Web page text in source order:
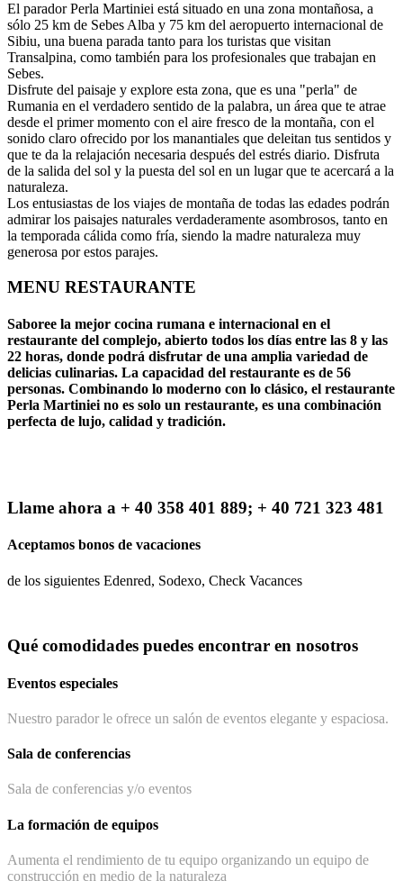
El parador Perla Martiniei está situado en una zona montañosa, a
sólo 25 km de Sebes Alba y 75 km del aeropuerto internacional de
Sibiu, una buena parada tanto para los turistas que visitan
Transalpina, como también para los profesionales que trabajan en
Sebes.
Disfrute del paisaje y explore esta zona, que es una "perla" de
Rumania en el verdadero sentido de la palabra, un área que te atrae
desde el primer momento con el aire fresco de la montaña, con el
sonido claro ofrecido por los manantiales que deleitan tus sentidos y
que te da la relajación necesaria después del estrés diario. Disfruta
de la salida del sol y la puesta del sol en un lugar que te acercará a la
naturaleza.
Los entusiastas de los viajes de montaña de todas las edades podrán
admirar los paisajes naturales verdaderamente asombrosos, tanto en
la temporada cálida como fría, siendo la madre naturaleza muy
generosa por estos parajes.
MENU RESTAURANTE
Saboree la mejor cocina rumana e internacional en el
restaurante del complejo, abierto todos los días entre las 8 y las
22 horas, donde podrá disfrutar de una amplia variedad de
delicias culinarias. La capacidad del restaurante es de 56
personas. Combinando lo moderno con lo clásico, el restaurante
Perla Martiniei no es solo un restaurante, es una combinación
perfecta de lujo, calidad y tradición.
Llame ahora a + 40 358 401 889; + 40 721 323 481
Aceptamos bonos de vacaciones
de los siguientes Edenred, Sodexo, Check Vacances
Qué comodidades puedes encontrar en nosotros
Eventos especiales
Nuestro parador le ofrece un salón de eventos elegante y espaciosa.
Sala de conferencias
Sala de conferencias y/o eventos
La formación de equipos
Aumenta el rendimiento de tu equipo organizando un equipo de
construcción en medio de la naturaleza